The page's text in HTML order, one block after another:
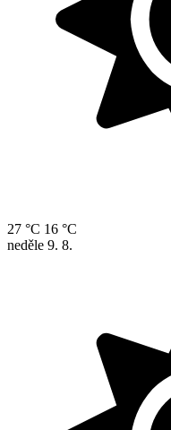
27 °C 16 °C
neděle 9. 8.